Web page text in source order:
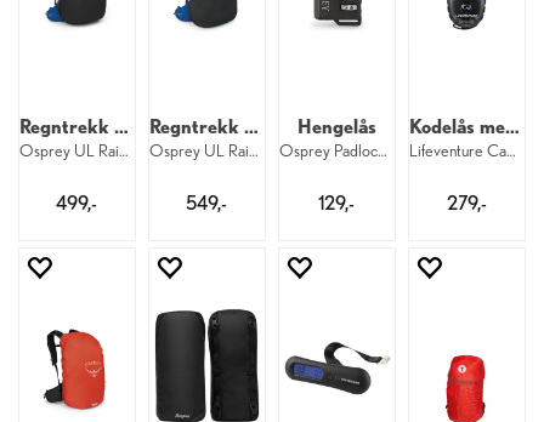
Regntrekk til sekk 30–50 liter
Osprey UL Raincover M 550
499,-
Regntrekk til sekk 50–75 liter
Osprey UL Raincover L 550
549,-
Hengelås
Osprey Padlock 001
129,-
Kodelås med vaier
Lifeventure Cable Lock Black
279,-